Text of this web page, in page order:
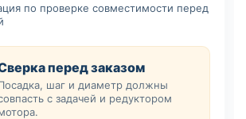
по проверке совместимости перед
перед заказом
шаг и диаметр должны
с задачей и редуктором